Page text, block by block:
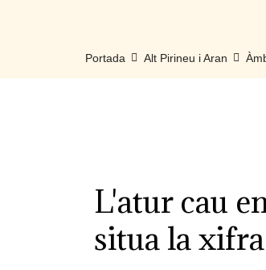
Portada Alt Pirineu i Aran
L'atur cau
situa la